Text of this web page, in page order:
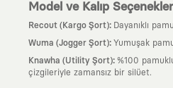
Model ve Kalıp
Recout (Kargo Şort): Dayanıklı
Wuma (Jogger Şort): Yumuşak
Knawha (Utility Şort): %100
çizgileriyle zamansız bir silüet.